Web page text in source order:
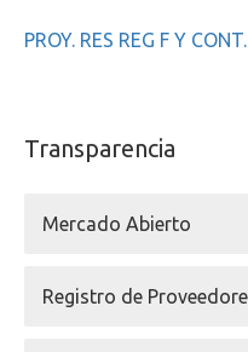
PROY. RES REG F Y
Transparencia
Mercado Abierto
Registro de